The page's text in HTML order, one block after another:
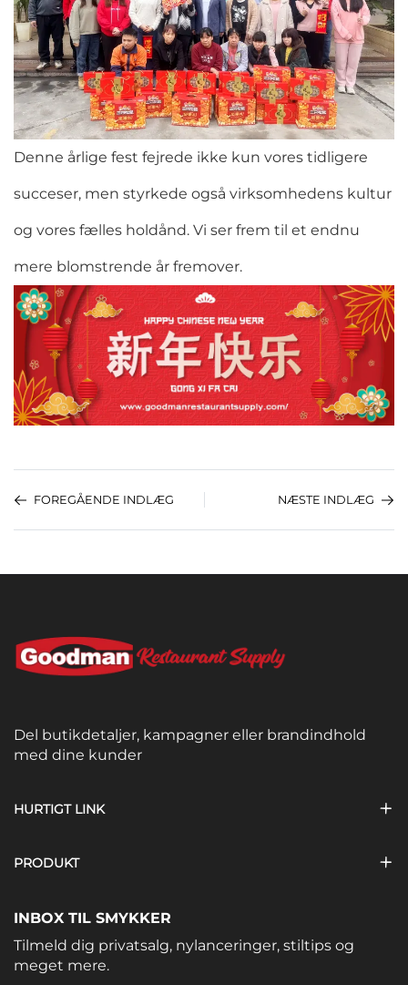
Denne årlige fest fejrede ikke kun vores tidligere
succeser, men styrkede også virksomhedens kultur
og vores fælles holdånd. Vi ser frem til et endnu
mere blomstrende år fremover.
FOREGÅENDE INDLÆG NÆSTE INDLÆG
Del butikdetaljer, kampagner eller brandindhold
med dine kunder
HURTIGT LINK
PRODUKT
INBOX TIL SMYKKER
Tilmeld dig privatsalg, nylanceringer, stiltips og
meget mere.